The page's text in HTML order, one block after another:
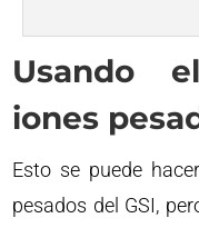
Usando
iones
Esto se puede
pesados ​​del GSI,